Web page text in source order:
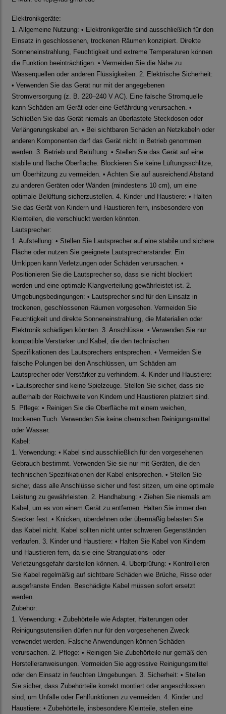
Elektronikgeräte:
1. Allgemeine Nutzung: • Elektronikgeräte sind ausschließlich für den
Einsatz in geschlossenen, trockenen Räumen konzipiert. Direkte
Sonneneinstrahlung, Feuchtigkeit und extreme Temperaturen können
die Funktion beeinträchtigen. • Vermeiden Sie die Nähe zu
Wasserquellen oder anderen Flüssigkeiten. 2. Elektrische Sicherheit:
• Verwenden Sie das Gerät nur mit der angegebenen
Stromversorgung (z. B. 220–240 V AC). Eine falsche Stromquelle
kann Schäden am Gerät oder eine Gefährdung verursachen. •
Schließen Sie das Gerät niemals an überlastete Steckdosen oder
Verlängerungskabel an. • Bei sichtbaren Schäden an Netzkabeln oder
anderen Komponenten darf das Gerät nicht in Betrieb genommen
werden. 3. Betrieb und Belüftung: • Stellen Sie das Gerät auf eine
stabile und flache Oberfläche. Blockieren Sie keine Lüftungsschlitze,
um Überhitzung zu vermeiden. • Achten Sie auf ausreichend Abstand
zu anderen Geräten oder Wänden (mindestens 10 cm), um eine
optimale Belüftung sicherzustellen. 4. Kinder und Haustiere: • Halten
Sie das Gerät von Kindern und Haustieren fern, insbesondere von
Kleinteilen, die verschluckt werden könnten.
Lautsprecher:
1. Aufstellung: • Stellen Sie Lautsprecher auf eine stabile und sichere
Fläche oder nutzen Sie geeignete Lautsprecherständer. Ein
Umkippen kann Verletzungen oder Schäden verursachen. •
Positionieren Sie die Lautsprecher so, dass sie nicht blockiert
werden und eine optimale Klangverteilung gewährleistet ist. 2.
Umgebungsbedingungen: • Lautsprecher sind für den Einsatz in
trockenen, geschlossenen Räumen vorgesehen. Vermeiden Sie
Feuchtigkeit und direkte Sonneneinstrahlung, die Materialien oder
Elektronik schädigen könnten. 3. Anschlüsse: • Verwenden Sie nur
kompatible Verstärker und Kabel, die den technischen
Spezifikationen des Lautsprechers entsprechen. • Vermeiden Sie
falsche Polungen bei den Anschlüssen, um Schäden am
Lautsprecher oder Verstärker zu verhindern. 4. Kinder und Haustiere:
• Lautsprecher sind keine Spielzeuge. Stellen Sie sicher, dass sie
außerhalb der Reichweite von Kindern und Haustieren platziert sind.
5. Pflege: • Reinigen Sie die Oberfläche mit einem weichen,
trockenen Tuch. Verwenden Sie keine chemischen Reinigungsmittel
oder Wasser.
Kabel:
1. Verwendung: • Kabel sind ausschließlich für den vorgesehenen
Gebrauch bestimmt. Verwenden Sie sie nur mit Geräten, die den
technischen Spezifikationen der Kabel entsprechen. • Stellen Sie
sicher, dass alle Anschlüsse sicher und fest sitzen, um eine optimale
Leistung zu gewährleisten. 2. Handhabung: • Ziehen Sie niemals am
Kabel, um es von einem Gerät zu entfernen. Halten Sie immer den
Stecker fest. • Knicken, überdehnen oder übermäßig belasten Sie
das Kabel nicht. Kabel sollten nicht unter schweren Gegenständen
verlaufen. 3. Kinder und Haustiere: • Halten Sie Kabel von Kindern
und Haustieren fern, da sie eine Strangulations- oder
Verletzungsgefahr darstellen können. 4. Überprüfung: • Kontrollieren
Sie Kabel regelmäßig auf sichtbare Schäden wie Brüche, Risse oder
ausgefranste Enden. Beschädigte Kabel müssen sofort ersetzt
werden.
Zubehör:
1. Verwendung: • Zubehörteile wie Adapter, Halterungen oder
Reinigungsutensilien dürfen nur für den vorgesehenen Zweck
verwendet werden. Falsche Anwendungen können Schäden
verursachen. 2. Pflege: • Reinigen Sie Zubehörteile nur gemäß den
Herstelleranweisungen. Vermeiden Sie aggressive Reinigungsmittel
oder den Einsatz in feuchten Umgebungen. 3. Sicherheit: • Stellen
Sie sicher, dass Zubehörteile korrekt montiert oder angeschlossen
sind, um Unfälle oder Fehlfunktionen zu vermeiden. 4. Kinder und
Haustiere: • Zubehörteile, insbesondere Kleinteile, stellen eine